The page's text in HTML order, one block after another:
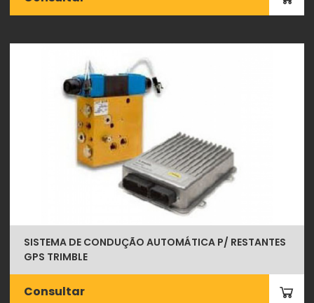
SISTEMA DE CONDUÇÃO AUTOMÁTICA P/ RESTANTES
GPS TRIMBLE
Consultar